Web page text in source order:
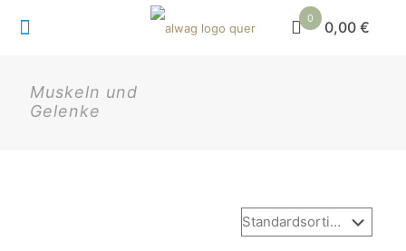
0 0,00 €
Muskeln und
Gelenke